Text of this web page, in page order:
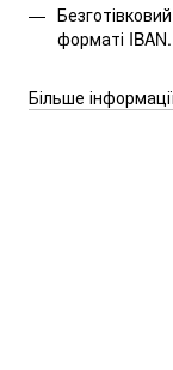
форматі IBAN.
Більше